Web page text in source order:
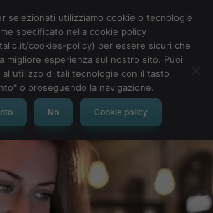
MENU
selezionati utilizziamo cookie o tecnologie
specificato nella cookie policy
cookies-policy) per essere sicuri che
migliore esperienza sul nostro sito. Puoi
di tali tecnologie con il tasto
o proseguendo la navigazione.
No Cookie policy